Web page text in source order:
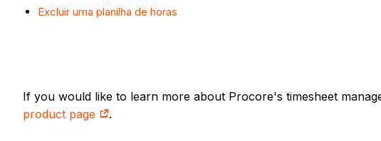
Excluir uma planilha de horas
If you would like to learn more about Procore's timesheet
product page
.